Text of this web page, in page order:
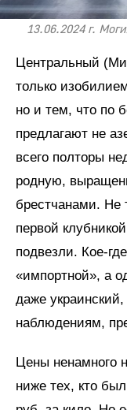
13.06.2024 г.
Центральный
только
но и тем, что по
предлагают не
всего полторы
родную,
брестчанами. Не
первой
подвезли. Кое-
«импортной», а
даже
наблюдениям,
Цены ненамного
ниже тех, кто